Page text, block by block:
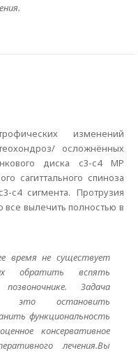
изменений
осложнённых
диска с3-с4 МР
сагиттального спиноза
с4 сигмента. Протрузия
вылечить полностью в
время не существует
обратить вспять
Задача
- это остановить
функциональность
консервативное
лечения.Вы